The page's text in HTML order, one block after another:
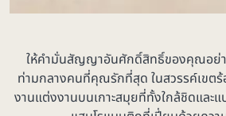
ให้คำมั่นสัญญาอันศักดิ์สิทธิ์ของคุณอย่า
ท่ามกลางคนที่คุณรักที่สุด ในสวรรค์เขต
งานแต่งงานบนเกาะสมุยที่ทั้งใกล้ชิดและ